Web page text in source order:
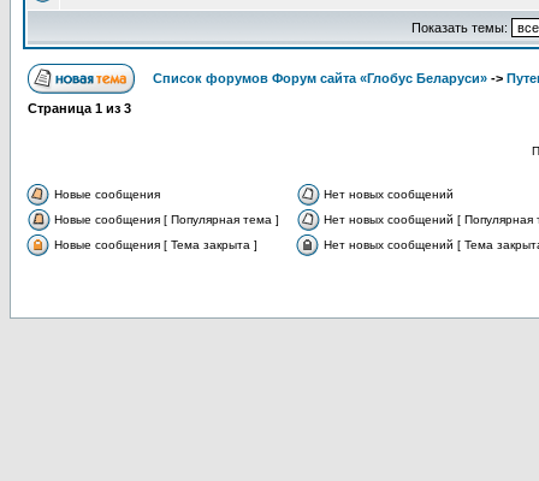
Показать темы:
Список форумов Форум сайта «Глобус Беларуси» ->
Страница 1 из 3
Новые сообщения
Нет новых сообщений
Новые сообщения [ Популярная тема ]
Нет новых сообщений [ Популярная
Новые сообщения [ Тема закрыта ]
Нет новых сообщений [ Тема